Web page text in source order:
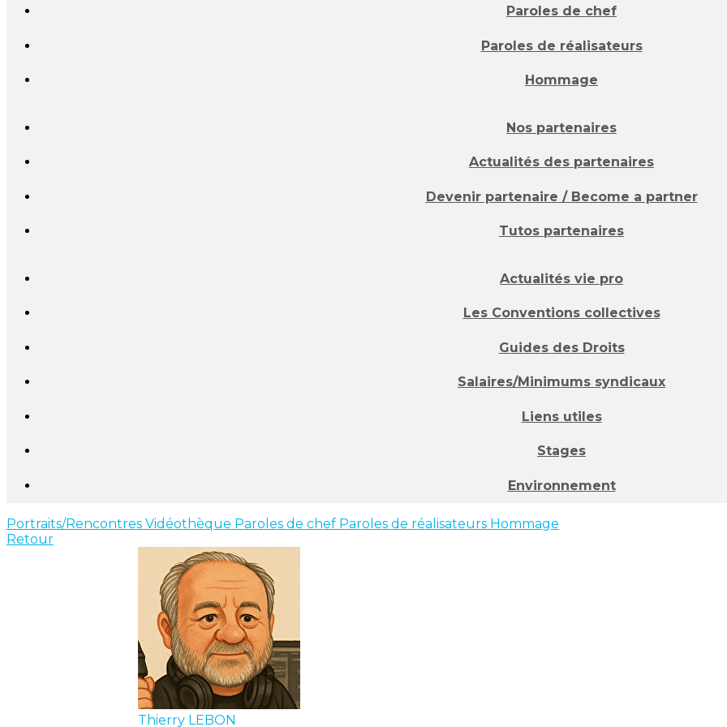
Paroles de chef
Paroles de réalisateurs
Hommage
Nos partenaires
Actualités des partenaires
Devenir partenaire / Become a partner
Tutos partenaires
Actualités vie pro
Les Conventions collectives
Guides des Droits
Salaires/Minimums syndicaux
Liens utiles
Stages
Environnement
Portraits/Rencontres Vidéothèque Paroles de chef Paroles de réalisateurs Hommage
Retour
Thierry LEBON